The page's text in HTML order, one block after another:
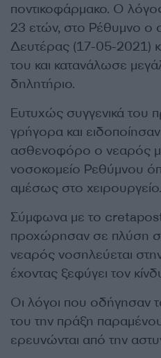
ποντικοφάρμακο. Ο
23 ετών, στο Ρέθυμνο ο
Δευτέρας (17-05-2021)
του και κατανάλωσε
δηλητήριο.
Ευτυχώς συγγενικά του
γρήγορα και
ασθενοφόρο ο νεαρός
νοσοκομείο Ρεθύμνου
αμέσως στο χειρουργείο.
Σύμφωνα με το
προχώρησαν σε πλύση
νεαρός νοσηλεύεται
έχοντας ξεφύγει τον
Οι λόγοι που οδήγησαν
του την πράξη
ερευνώνται από την